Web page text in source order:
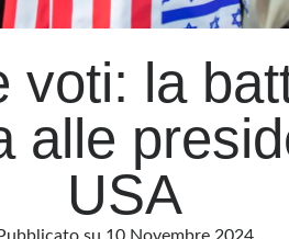
voti: la
alle
USA
su 10 Novembre 2024